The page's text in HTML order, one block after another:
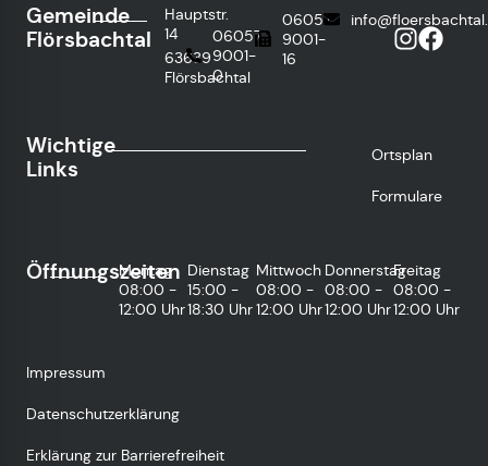
Gemeinde
Flörsbachtal
Hauptstr.
14
63639
Flörsbachtal
06057
9001-
0
06057
9001-
16
Wichtige
Links
Ortsplan
Formulare
Öffnungszeiten
Montag
08:00 -
12:00 Uhr
Dienstag
15:00 -
18:30 Uhr
Mittwoch
08:00 -
12:00 Uhr
Donnerstag
08:00 -
12:00 Uhr
Freitag
08:00 -
12:00 Uhr
Impressum
Datenschutzerklärung
Erklärung zur Barrierefreiheit